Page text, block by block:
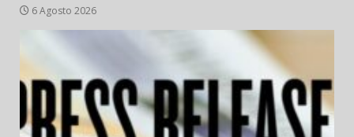
6 Agosto 2026